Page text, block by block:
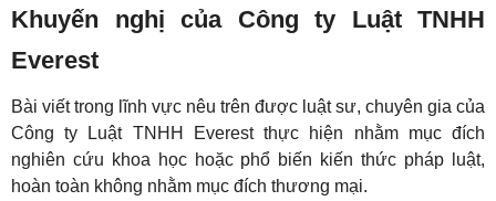
Khuyến nghị của Công ty Luật TNHH
Everest
Bài viết trong lĩnh vực nêu trên được luật sư, chuyên gia của
Công ty Luật TNHH Everest thực hiện nhằm mục đích
nghiên cứu khoa học hoặc phổ biến kiến thức pháp luật,
hoàn toàn không nhằm mục đích thương mại.